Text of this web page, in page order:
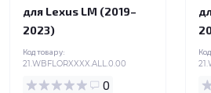
для Lexus LM (2019–
2023)
Код товару:
21.WBFLORXXXX.ALL.0.00
0